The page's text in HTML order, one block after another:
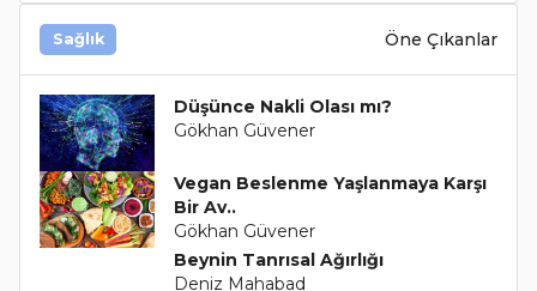
Sağlık Öne Çıkanlar
Düşünce Nakli Olası mı?
Gökhan Güvener
Vegan Beslenme Yaşlanmaya Karşı
Bir Av..
Gökhan Güvener
Beynin Tanrısal Ağırlığı
Deniz Mahabad